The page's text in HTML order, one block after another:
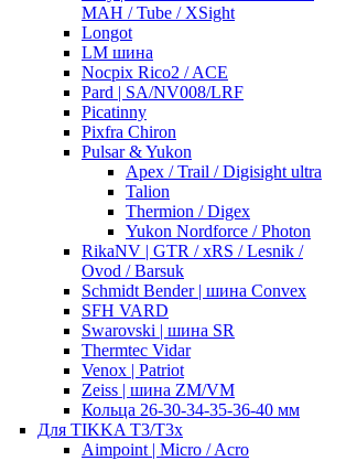
MAH / Tube / XSight
Longot
LM шина
Nocpix Rico2 / ACE
Pard | SA/NV008/LRF
Picatinny
Pixfra Chiron
Pulsar & Yukon
Apex / Trail / Digisight ultra
Talion
Thermion / Digex
Yukon Nordforce / Photon
RikaNV | GTR / xRS / Lesnik /
Ovod / Barsuk
Schmidt Bender | шина Convex
SFH VARD
Swarovski | шина SR
Thermtec Vidar
Venox | Patriot
Zeiss | шина ZM/VM
Кольца 26-30-34-35-36-40 мм
Для TIKKA T3/T3x
Aimpoint | Micro / Acro